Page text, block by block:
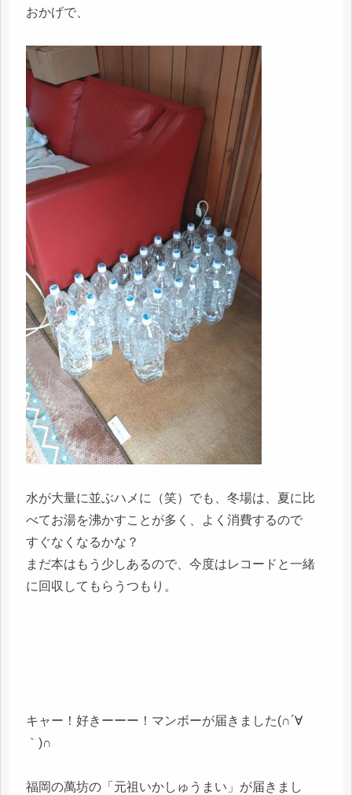
おかげで、
水が大量に並ぶハメに（笑）でも、冬場は、夏に比
べてお湯を沸かすことが多く、よく消費するので
すぐなくなるかな？
まだ本はもう少しあるので、今度はレコードと一緒
に回収してもらうつもり。
キャー！好きーーー！マンボーが届きました(∩´∀
｀)∩
福岡の萬坊の「元祖いかしゅうまい」が届きまし